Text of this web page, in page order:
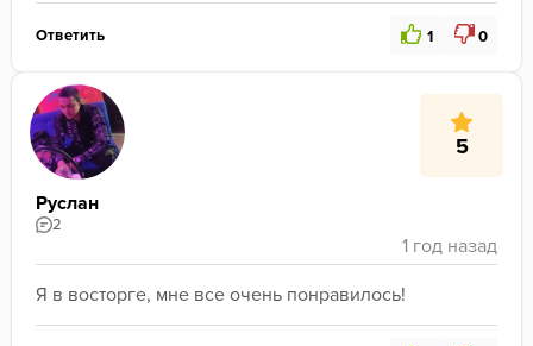
Ответить 1 0
5
Руслан
2
Я в восторге, мне все очень понравилось!